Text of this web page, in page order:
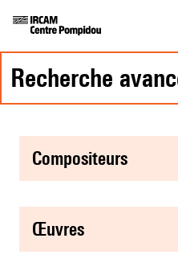
recherche
compositeurs
œuvres